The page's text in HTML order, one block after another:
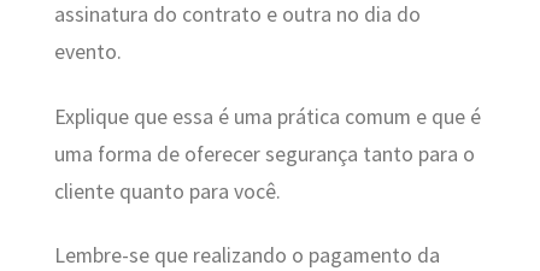
assinatura do contrato e outra no dia do
evento.
Explique que essa é uma prática comum e que é
uma forma de oferecer segurança tanto para o
cliente quanto para você.
Lembre-se que realizando o pagamento da